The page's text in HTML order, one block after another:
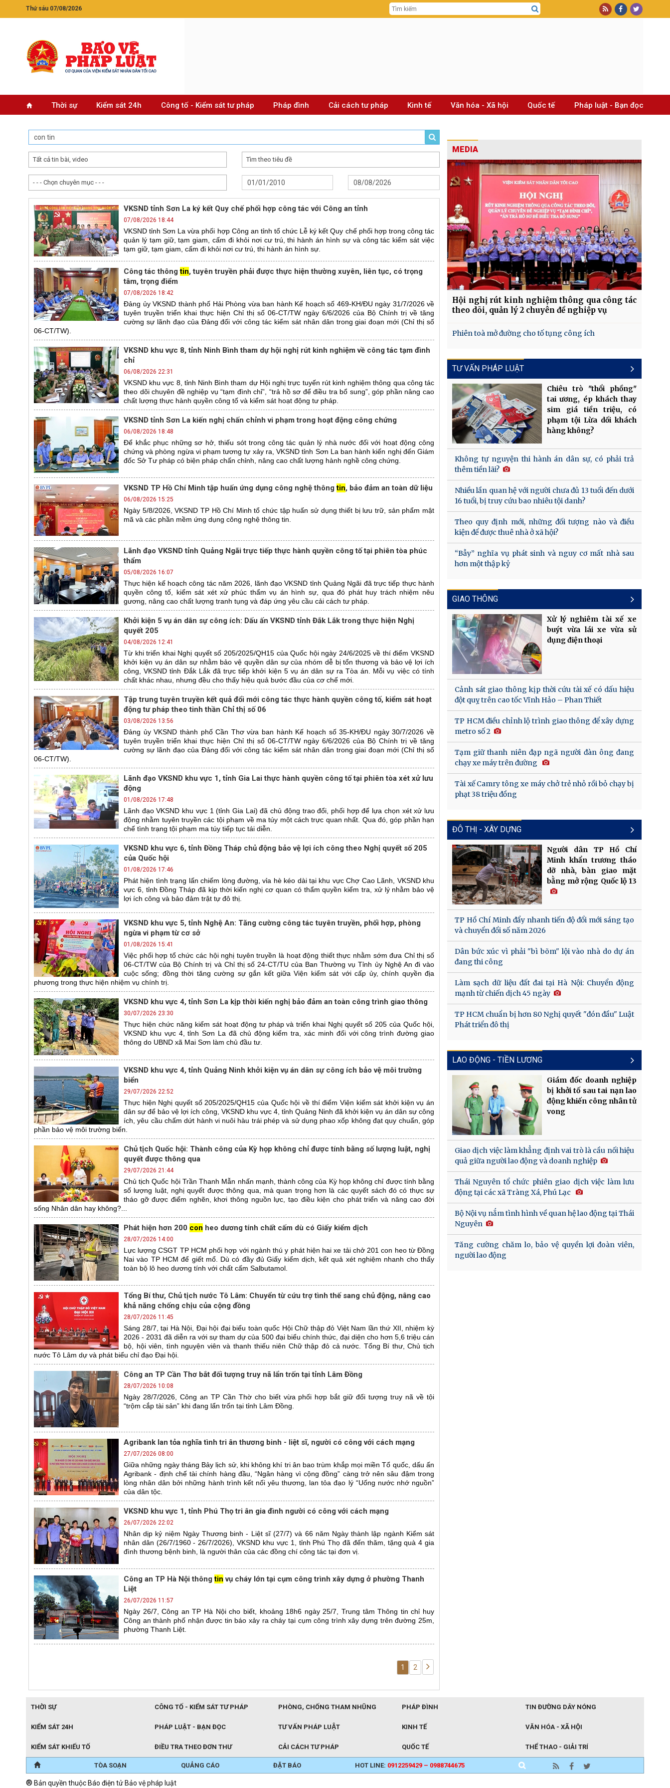
Thứ sáu 07/08/2026
Thời sự Kiểm sát 24h Công tố - Kiểm sát tư pháp Pháp đình Cải cách tư pháp Kinh tế Văn hóa - Xã hội Quốc tế Pháp luật - Bạn đọc
Tất cả tin bài, video Tìm theo tiêu đề
- - - Chọn chuyên mục - - -
VKSND tỉnh Sơn La ký kết Quy chế phối hợp công tác với Công an tỉnh
07/08/2026 18:44
VKSND tỉnh Sơn La vừa phối hợp Công an tỉnh tổ chức Lễ ký kết Quy chế phối hợp trong công tác
quản lý tạm giữ, tạm giam, cấm đi khỏi nơi cư trú, thi hành án hình sự và công tác kiểm sát việc
tạm giữ, tạm giam, cấm đi khỏi nơi cư trú, thi hành án hình sự.
Công tác thôngtin, tuyên truyền phải được thực hiện thường xuyên, liên tục, có trọng
tâm, trọng điểm
07/08/2026 18:42
Đảng ủy VKSND thành phố Hải Phòng vừa ban hành Kế hoạch số 469-KH/ĐU ngày 31/7/2026 về
tuyên truyền triển khai thực hiện Chỉ thị số 06-CT/TW ngày 6/6/2026 của Bộ Chính trị về tăng
cường sự lãnh đạo của Đảng đối với công tác kiểm sát nhân dân trong giai đoạn mới (Chỉ thị số
06-CT/TW).
VKSND khu vực 8, tỉnh Ninh Bình tham dự hội nghị rút kinh nghiệm về công tác tạm đình
chỉ
06/08/2026 22:31
VKSND khu vực 8, tỉnh Ninh Bình tham dự Hội nghị trực tuyến rút kinh nghiệm thông qua công tác
theo dõi chuyên đề nghiệp vụ “tạm đình chỉ”, “trả hồ sơ để điều tra bổ sung”, góp phần nâng cao
chất lượng thực hành quyền công tố và kiểm sát hoạt động tư pháp.
VKSND tỉnh Sơn La kiến nghị chấn chỉnh vi phạm trong hoạt động công chứng
06/08/2026 18:48
Để khắc phục những sơ hở, thiếu sót trong công tác quản lý nhà nước đối với hoạt động công
chứng và phòng ngừa vi phạm tương tự xảy ra, VKSND tỉnh Sơn La ban hành kiến nghị đến Giám
đốc Sở Tư pháp có biện pháp chấn chỉnh, nâng cao chất lượng hành nghề công chứng.
VKSND TP Hồ Chí Minh tập huấn ứng dụng công nghệ thôngtin, bảo đảm an toàn dữ liệu
06/08/2026 15:25
Ngày 5/8/2026, VKSND TP Hồ Chí Minh tổ chức tập huấn sử dụng thiết bị lưu trữ, sản phẩm mật
mã và các phần mềm ứng dụng công nghệ thông tin.
Lãnh đạo VKSND tỉnh Quảng Ngãi trực tiếp thực hành quyền công tố tại phiên tòa phúc
thẩm
05/08/2026 16:07
Thực hiện kế hoạch công tác năm 2026, lãnh đạo VKSND tỉnh Quảng Ngãi đã trực tiếp thực hành
quyền công tố, kiểm sát xét xử phúc thẩm vụ án hình sự, qua đó phát huy trách nhiệm nêu
gương, nâng cao chất lượng tranh tụng và đáp ứng yêu cầu cải cách tư pháp.
Khởi kiện 5 vụ án dân sự công ích: Dấu ấn VKSND tỉnh Đắk Lắk trong thực hiện Nghị
quyết 205
04/08/2026 12:41
Từ khi triển khai Nghị quyết số 205/2025/QH15 của Quốc hội ngày 24/6/2025 về thí điểm VKSND
khởi kiện vụ án dân sự nhằm bảo vệ quyền dân sự của nhóm dễ bị tổn thương và bảo vệ lợi ích
công, VKSND tỉnh Đắk Lắk đã trực tiếp khởi kiện 5 vụ án dân sự ra Tòa án. Mỗi vụ việc có tính
chất khác nhau, nhưng đều cho thấy hiệu quả bước đầu của cơ chế mới.
Tập trung tuyên truyền kết quả đổi mới công tác thực hành quyền công tố, kiểm sát hoạt
động tư pháp theo tinh thần Chỉ thị số 06
03/08/2026 13:56
Đảng ủy VKSND thành phố Cần Thơ vừa ban hành Kế hoạch số 35-KH/ĐU ngày 30/7/2026 về
tuyên truyền triển khai thực hiện Chỉ thị số 06-CT/TW ngày 6/6/2026 của Bộ Chính trị về tăng
cường sự lãnh đạo của Đảng đối với công tác kiểm sát nhân dân trong giai đoạn mới (Chỉ thị số
06-CT/TW).
Lãnh đạo VKSND khu vực 1, tỉnh Gia Lai thực hành quyền công tố tại phiên tòa xét xử lưu
động
01/08/2026 17:48
Lãnh đạo VKSND khu vực 1 (tỉnh Gia Lai) đã chủ động trao đổi, phối hợp để lựa chọn xét xử lưu
động nhằm tuyên truyền các tội phạm về ma túy một cách trực quan nhất. Qua đó, góp phần hạn
chế tình trạng tội phạm ma túy tiếp tục tái diễn.
VKSND khu vực 6, tỉnh Đồng Tháp chủ động bảo vệ lợi ích công theo Nghị quyết số 205
của Quốc hội
01/08/2026 17:46
Phát hiện tình trạng lấn chiếm lòng đường, vỉa hè kéo dài tại khu vực Chợ Cao Lãnh, VKSND khu
vực 6, tỉnh Đồng Tháp đã kịp thời kiến nghị cơ quan có thẩm quyền kiểm tra, xử lý nhằm bảo vệ
lợi ích công và bảo đảm trật tự đô thị.
VKSND khu vực 5, tỉnh Nghệ An: Tăng cường công tác tuyên truyền, phối hợp, phòng
ngừa vi phạm từ cơ sở
01/08/2026 15:41
Việc phối hợp tổ chức các hội nghị tuyên truyền là hoạt động thiết thực nhằm sớm đưa Chỉ thị số
06-CT/TW của Bộ Chính trị và Chỉ thị số 24-CT/TU của Ban Thường vụ Tỉnh ủy Nghệ An đi vào
cuộc sống; đồng thời tăng cường sự gắn kết giữa Viện kiểm sát với cấp ủy, chính quyền địa
phương trong thực hiện nhiệm vụ chính trị.
VKSND khu vực 4, tỉnh Sơn La kịp thời kiến nghị bảo đảm an toàn công trình giao thông
30/07/2026 23:30
Thực hiện chức năng kiểm sát hoạt động tư pháp và triển khai Nghị quyết số 205 của Quốc hội,
VKSND khu vực 4, tỉnh Sơn La đã chủ động kiểm tra, xác minh đối với công trình đường giao
thông do UBND xã Mai Sơn làm chủ đầu tư.
VKSND khu vực 4, tỉnh Quảng Ninh khởi kiện vụ án dân sự công ích bảo vệ môi trường
biển
29/07/2026 22:52
Thực hiện Nghị quyết số 205/2025/QH15 của Quốc hội về thí điểm Viện kiểm sát khởi kiện vụ án
dân sự để bảo vệ lợi ích công, VKSND khu vực 4, tỉnh Quảng Ninh đã khởi kiện vụ án dân sự công
ích, yêu cầu chấm dứt hành vi nuôi hàu trái phép và sử dụng phao xốp không đạt quy chuẩn, góp
phần bảo vệ môi trường biển.
Chủ tịch Quốc hội: Thành công của Kỳ họp không chỉ được tính bằng số lượng luật, nghị
quyết được thông qua
29/07/2026 21:44
Chủ tịch Quốc hội Trần Thanh Mẫn nhấn mạnh, thành công của Kỳ họp không chỉ được tính bằng
số lượng luật, nghị quyết được thông qua, mà quan trọng hơn là các quyết sách đó có thực sự
tháo gỡ được điểm nghẽn, khơi thông nguồn lực, tạo điều kiện cho phát triển và nâng cao đời
sống Nhân dân hay không?...
Phát hiện hơn 200 con heo dương tính chất cấm dù có Giấy kiểm dịch
28/07/2026 14:00
Lực lượng CSGT TP HCM phối hợp với ngành thú y phát hiện hai xe tải chở 201 con heo từ Đồng
Nai vào TP HCM để giết mổ. Dù có đầy đủ Giấy kiểm dịch, kết quả xét nghiệm nhanh cho thấy
toàn bộ lô heo dương tính với chất cấm Salbutamol.
Tổng Bí thư, Chủ tịch nước Tô Lâm: Chuyển từ cứu trợ tình thế sang chủ động, nâng cao
khả năng chống chịu của cộng đồng
28/07/2026 11:45
Sáng 28/7, tại Hà Nội, Đại hội đại biểu toàn quốc Hội Chữ thập đỏ Việt Nam lần thứ XII, nhiệm kỳ
2026 - 2031 đã diễn ra với sự tham dự của 500 đại biểu chính thức, đại diện cho hơn 5,6 triệu cán
bộ, hội viên, tình nguyện viên và thanh thiếu niên Chữ thập đỏ cả nước. Tổng Bí thư, Chủ tịch
nước Tô Lâm dự và phát biểu chỉ đạo Đại hội.
Công an TP Cần Thơ bắt đối tượng truy nã lẩn trốn tại tỉnh Lâm Đồng
28/07/2026 10:08
Ngày 28/7/2026, Công an TP Cần Thờ cho biết vừa phối hợp bắt giữ đối tượng truy nã về tội
“trộm cắp tài sản” khi đang lẩn trốn tại tỉnh Lâm Đồng.
Agribank lan tỏa nghĩa tình tri ân thương binh - liệt sĩ, người có công với cách mạng
27/07/2026 08:00
Giữa những ngày tháng Bảy lịch sử, khi không khí tri ân bao trùm khắp mọi miền Tổ quốc, dấu ấn
Agribank - định chế tài chính hàng đầu, “Ngân hàng vì cộng đồng” càng trở nên sâu đậm trong
lòng nhân dân bởi những hành trình kết nối yêu thương, lan tỏa đạo lý “Uống nước nhớ nguồn”
của dân tộc.
VKSND khu vực 1, tỉnh Phú Thọ tri ân gia đình người có công với cách mạng
26/07/2026 22:02
Nhân dịp kỷ niệm Ngày Thương binh - Liệt sĩ (27/7) và 66 năm Ngày thành lập ngành Kiểm sát
nhân dân (26/7/1960 - 26/7/2026), VKSND khu vực 1, tỉnh Phú Thọ đã đến thăm, tặng quà 4 gia
đình thương bệnh binh, là người thân của các đồng chí công tác tại đơn vị.
Công an TP Hà Nội thôngtin vụ cháy lớn tại cụm công trình xây dựng ở phường Thanh
Liệt
26/07/2026 11:57
Ngày 26/7, Công an TP Hà Nội cho biết, khoảng 18h6 ngày 25/7, Trung tâm Thông tin chỉ huy
Công an thành phố nhận được tin báo xảy ra cháy tại cụm công trình xây dựng trên đường 25m,
phường Thanh Liệt.
1 2
MEDIA
Hội nghị rút kinh nghiệm thông qua công tác
theo dõi, quản lý 2 chuyên đề nghiệp vụ
Phiên toà mở đường cho tố tụng công ích
TƯ VẤN PHÁP LUẬT
Chiêu trò "thổi phồng"
tai ương, ép khách thay
sim giá tiền triệu, có
phạm tội Lừa dối khách
hàng không?
Không tự nguyện thi hành án dân sự, có phải trả
thêm tiền lãi?
Nhiều lần quan hệ với người chưa đủ 13 tuổi đến dưới
16 tuổi, bị truy cứu bao nhiêu tội danh?
Theo quy định mới, những đối tượng nào và điều
kiện để được thuê nhà ở xã hội?
“Bẫy” nghĩa vụ phát sinh và nguy cơ mất nhà sau
hơn một thập kỷ
GIAO THÔNG
Xử lý nghiêm tài xế xe
buýt vừa lái xe vừa sử
dụng điện thoại
Cảnh sát giao thông kịp thời cứu tài xế có dấu hiệu
đột quỵ trên cao tốc Vĩnh Hảo – Phan Thiết
TP HCM điều chỉnh lộ trình giao thông để xây dựng
metro số 2
Tạm giữ thanh niên đạp ngã người đàn ông đang
chạy xe máy trên đường
Tài xế Camry tông xe máy chở trẻ nhỏ rồi bỏ chạy bị
phạt 38 triệu đồng
ĐÔ THỊ - XÂY DỰNG
Người dân TP Hồ Chí
Minh khẩn trương tháo
dỡ nhà, bàn giao mặt
bằng mở rộng Quốc lộ 13
TP Hồ Chí Minh đẩy nhanh tiến độ đổi mới sáng tạo
và chuyển đổi số năm 2026
Dân bức xúc vì phải "bì bõm" lội vào nhà do dự án
đang thi công
Làm sạch dữ liệu đất đai tại Hà Nội: Chuyển động
mạnh từ chiến dịch 45 ngày
TP HCM chuẩn bị hơn 80 Nghị quyết "đón đầu" Luật
Phát triển đô thị
LAO ĐỘNG - TIỀN LƯƠNG
Giám đốc doanh nghiệp
bị khởi tố sau tai nạn lao
động khiến công nhân tử
vong
Giao dịch việc làm khẳng định vai trò là cầu nối hiệu
quả giữa người lao động và doanh nghiệp
Thái Nguyên tổ chức phiên giao dịch việc làm lưu
động tại các xã Tràng Xá, Phú Lạc
Bộ Nội vụ nắm tình hình về quan hệ lao động tại Thái
Nguyên
Tăng cường chăm lo, bảo vệ quyền lợi đoàn viên,
người lao động
THỜI SỰ CÔNG TỐ - KIỂM SÁT TƯ PHÁP PHÒNG, CHỐNG THAM NHŨNG PHÁP ĐÌNH TIN ĐƯỜNG DÂY NÓNG
KIỂM SÁT 24H PHÁP LUẬT - BẠN ĐỌC TƯ VẤN PHÁP LUẬT KINH TẾ VĂN HÓA - XÃ HỘI
KIỂM SÁT KHIẾU TỐ ĐIỀU TRA THEO ĐƠN THƯ CẢI CÁCH TƯ PHÁP QUỐC TẾ THỂ THAO - GIẢI TRÍ
TÒA SOẠN QUẢNG CÁO ĐẶT BÁO HOT LINE: 0912259429 – 0988744675
® Bản quyền thuộc Báo điện tử Bảo vệ pháp luật